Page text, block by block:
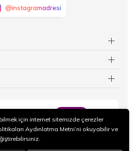
@instagramadresi
için internet sitemizde çerezler
Aydınlatma Metni’ni okuyabilir ve